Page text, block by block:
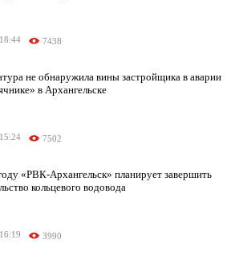
7438
не обнаружила вины застройщика в аварии
в Архангельске
7502
«РВК-Архангельск» планирует завершить
кольцевого водовода
3990